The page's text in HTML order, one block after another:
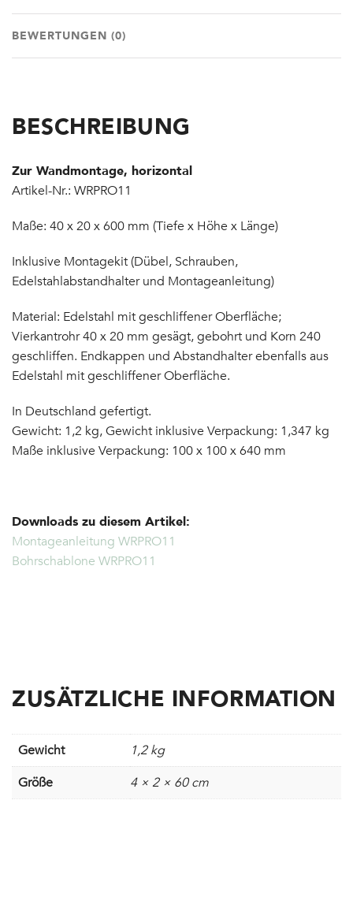
BEWERTUNGEN (0)
BESCHREIBUNG
Zur Wandmontage, horizontal
Artikel-Nr.: WRPRO11
Maße: 40 x 20 x 600 mm (Tiefe x Höhe x Länge)
Inklusive Montagekit (Dübel, Schrauben,
Edelstahlabstandhalter und Montageanleitung)
Material: Edelstahl mit geschliffener Oberfläche;
Vierkantrohr 40 x 20 mm gesägt, gebohrt und Korn 240
geschliffen. Endkappen und Abstandhalter ebenfalls aus
Edelstahl mit geschliffener Oberfläche.
In Deutschland gefertigt.
Gewicht: 1,2 kg, Gewicht inklusive Verpackung: 1,347 kg
Maße inklusive Verpackung: 100 x 100 x 640 mm
Downloads zu diesem Artikel:
Montageanleitung WRPRO11
Bohrschablone WRPRO11
ZUSÄTZLICHE INFORMATION
Gewicht
1,2 kg
Größe
4 × 2 × 60 cm